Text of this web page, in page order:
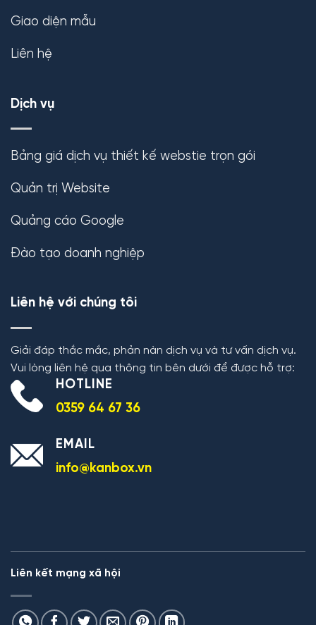
Giao diện mẫu
Liên hệ
Dịch vụ
Bảng giá dịch vụ thiết kế webstie trọn gói
Quản trị Website
Quảng cáo Google
Đào tạo doanh nghiệp
Liên hệ với chúng tôi
Giải đáp thắc mắc, phản nàn dịch vụ và tư vấn dịch vụ.
Vui lòng liên hệ qua thông tin bên dưới để được hỗ trợ:
HOTLINE
0359 64 67 36
EMAIL
info@kanbox.vn
Liên kết mạng xã hội